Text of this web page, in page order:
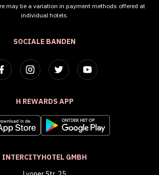
SOCIALE BANDEN
H REWARDS APP
INTERCITYHOTEL GMBH
may be a variation in payment methods offered at
individual hotels.